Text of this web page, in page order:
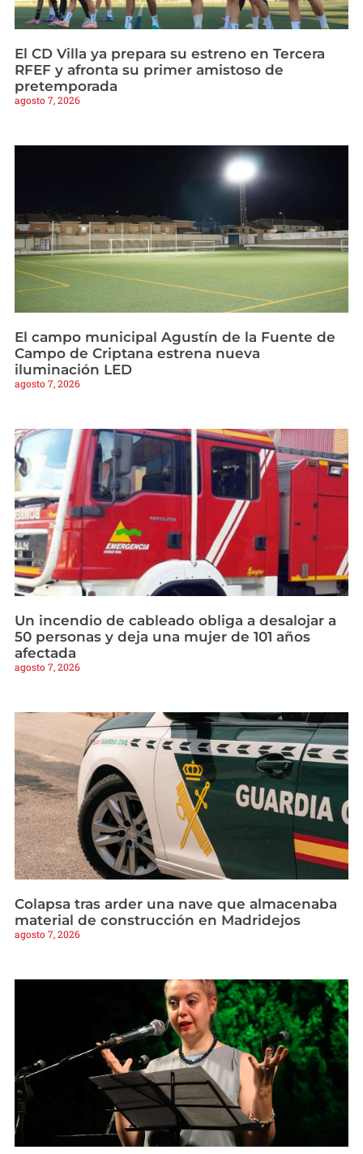
El CD Villa ya prepara su estreno en Tercera
RFEF y afronta su primer amistoso de
pretemporada
agosto 7, 2026
El campo municipal Agustín de la Fuente de
Campo de Criptana estrena nueva
iluminación LED
agosto 7, 2026
Un incendio de cableado obliga a desalojar a
50 personas y deja una mujer de 101 años
afectada
agosto 7, 2026
Colapsa tras arder una nave que almacenaba
material de construcción en Madridejos
agosto 7, 2026